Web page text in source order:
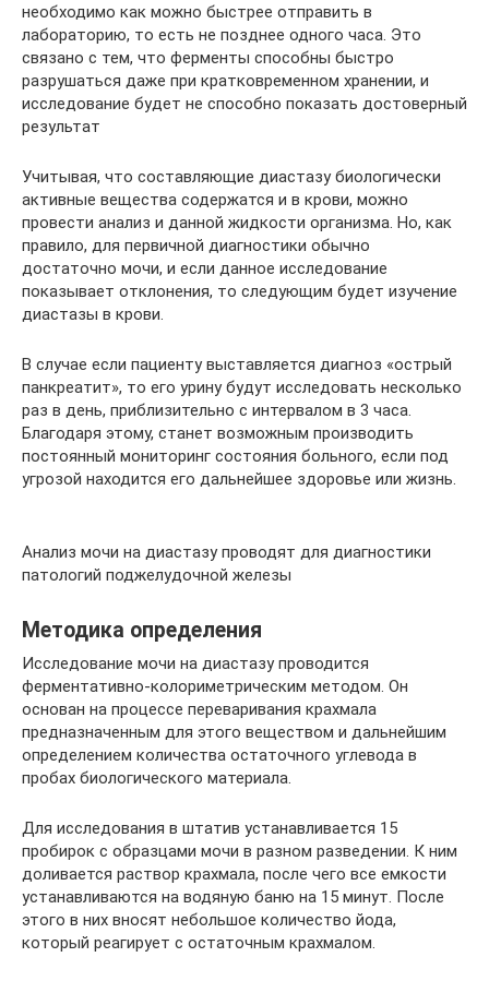
необходимо как можно быстрее отправить в
лабораторию, то есть не позднее одного часа. Это
связано с тем, что ферменты способны быстро
разрушаться даже при кратковременном хранении, и
исследование будет не способно показать достоверный
результат
Учитывая, что составляющие диастазу биологически
активные вещества содержатся и в крови, можно
провести анализ и данной жидкости организма. Но, как
правило, для первичной диагностики обычно
достаточно мочи, и если данное исследование
показывает отклонения, то следующим будет изучение
диастазы в крови.
В случае если пациенту выставляется диагноз «острый
панкреатит», то его урину будут исследовать несколько
раз в день, приблизительно с интервалом в 3 часа.
Благодаря этому, станет возможным производить
постоянный мониторинг состояния больного, если под
угрозой находится его дальнейшее здоровье или жизнь.
Анализ мочи на диастазу проводят для диагностики
патологий поджелудочной железы
Методика определения
Исследование мочи на диастазу проводится
ферментативно-колориметрическим методом. Он
основан на процессе переваривания крахмала
предназначенным для этого веществом и дальнейшим
определением количества остаточного углевода в
пробах биологического материала.
Для исследования в штатив устанавливается 15
пробирок с образцами мочи в разном разведении. К ним
доливается раствор крахмала, после чего все емкости
устанавливаются на водяную баню на 15 минут. После
этого в них вносят небольшое количество йода,
который реагирует с остаточным крахмалом.